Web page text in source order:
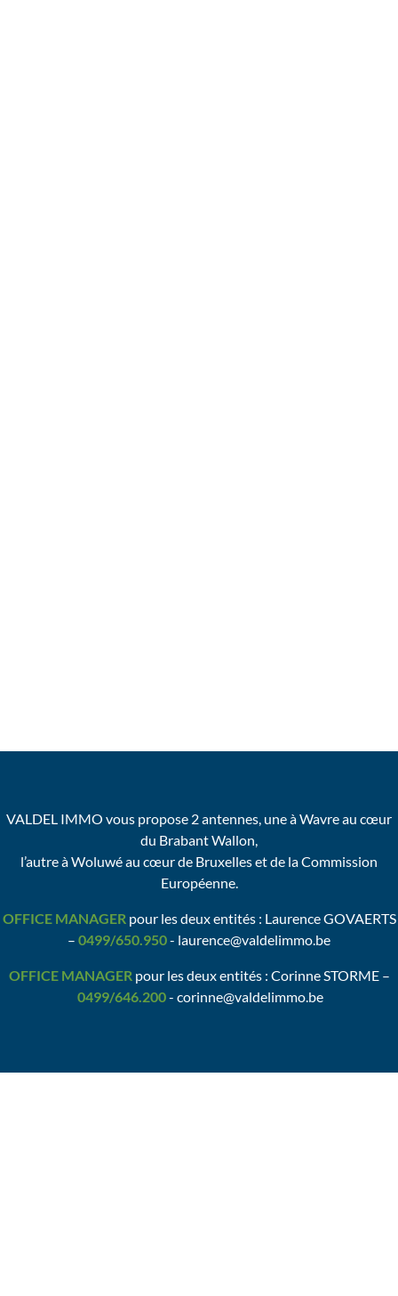
VALDEL IMMO vous propose 2 antennes, une à Wavre au cœur
du Brabant Wallon,
l’autre à Woluwé au cœur de Bruxelles et de la Commission
Européenne.
OFFICE MANAGERpour les deux entités : Laurence GOVAERTS
– 0499/650.950- laurence@valdelimmo.be
OFFICE MANAGERpour les deux entités : Corinne STORME –
0499/646.200- corinne@valdelimmo.be